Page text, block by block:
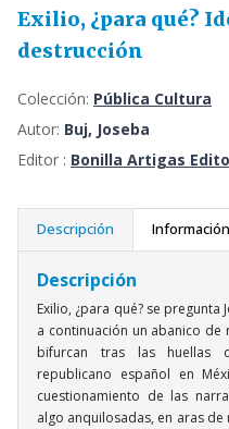
Exilio, ¿para qué?
destrucción
Colección: Pública Cultura
Autor: Buj, Joseba
Editor : Bonilla Artigas
Descripción
Descripción
Exilio, ¿para qué? se
a continuación un abanico de
bifurcan tras las huellas
republicano español en
cuestionamiento de las
algo anquilosadas, en aras